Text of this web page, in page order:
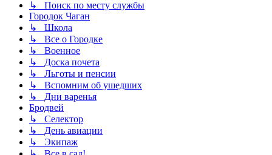
↳ Поиск по месту службы
Городок Чаган
↳ Школа
↳ Все о Городке
↳ Военное
↳ Доска почета
↳ Льготы и пенсии
↳ Вспомним об ушедших
↳ Дни варенья
Бродвей
↳ Селектор
↳ День авиации
↳ Экипаж